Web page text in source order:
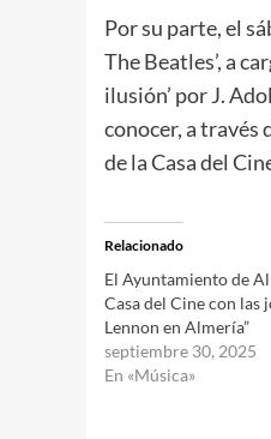
Por su parte, el
The Beatles’, a
ilusión’ por J.
conocer, a través
de la Casa del
Relacionado
El Ayuntamiento de
Casa del Cine con las
Lennon en Almería”
septiembre 30, 2025
En «Música»